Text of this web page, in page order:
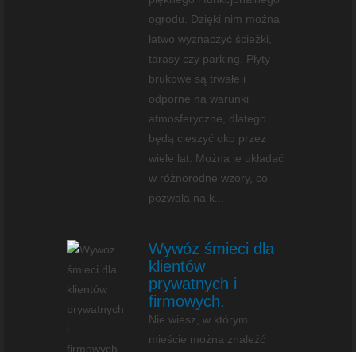
ogrodu. Dzięki nim można
łatwo wyznaczyć ścieżki,
tarasy czy parking. Płyty
brukowe są trwałe i
odporne na warunki
atmosferyczne, dlatego
będą cieszyć oko przez
wiele lat. Można je układać
w różnorodne wzory, co
pozwala na k...
Wywóz śmieci dla
klientów
prywatnych i
firmowych.
Nie wiesz, w którym
mieście można znaleźć